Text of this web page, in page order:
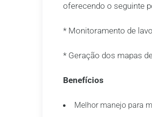
oferecendo o seguinte
* Monitoramento de
* Geração dos mapas
Benefícios
Melhor manejo para